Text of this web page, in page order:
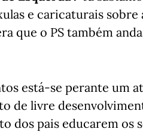
e caricaturais sobre
que o PS também
está-se perante um
de livre
dos pais educarem os